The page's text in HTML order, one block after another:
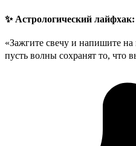
✨ Астрологический
«Зажгите свечу и напишите
пусть волны сохранят то, что